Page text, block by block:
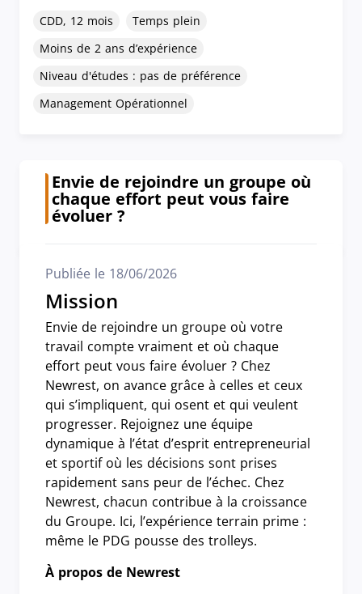
CDD, 12 mois
Temps plein
Moins de 2 ans d’expérience
Niveau d'études : pas de préférence
Management Opérationnel
Envie de rejoindre un groupe où
chaque effort peut vous faire
évoluer ?
Publiée le 18/06/2026
Mission
Envie de rejoindre un groupe où votre
travail compte vraiment et où chaque
effort peut vous faire évoluer ? Chez
Newrest, on avance grâce à celles et ceux
qui s’impliquent, qui osent et qui veulent
progresser. Rejoignez une équipe
dynamique à l’état d’esprit entrepreneurial
et sportif où les décisions sont prises
rapidement sans peur de l’échec. Chez
Newrest, chacun contribue à la croissance
du Groupe. Ici, l’expérience terrain prime :
même le PDG pousse des trolleys.
À propos de Newrest